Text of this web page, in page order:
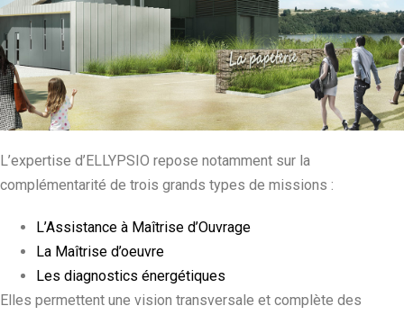
L’expertise d’ELLYPSIO repose notamment sur la
complémentarité de trois grands types de missions :
L’Assistance à Maîtrise d’Ouvrage
La Maîtrise d’oeuvre
Les diagnostics énergétiques
Elles permettent une vision transversale et complète des